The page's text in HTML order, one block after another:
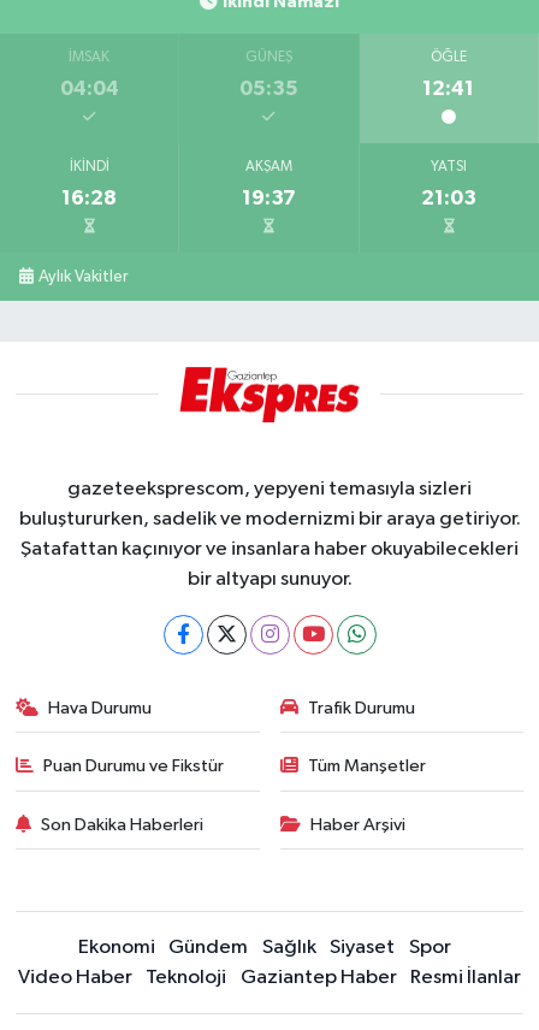
İMSAK
04:04
GÜNEŞ
05:35
ÖĞLE
12:41
İKINDI
16:28
AKŞAM
19:37
YATSI
21:03
Aylık Vakitler
gazeteeksprescom, yepyeni temasıyla sizleri
buluştururken, sadelik ve modernizmi bir araya getiriyor.
Şatafattan kaçınıyor ve insanlara haber okuyabilecekleri
bir altyapı sunuyor.
Hava Durumu Trafik Durumu
Puan Durumu ve Fikstür Tüm Manşetler
Son Dakika Haberleri Haber Arşivi
Ekonomi Gündem Sağlık Siyaset
Spor
Video Haber
Teknoloji Gaziantep Haber Resmi İlanlar